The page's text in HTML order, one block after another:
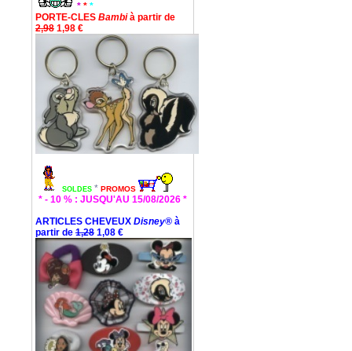
* * *
PORTE-CLES Bambià partir de
2,98 1,98 €
SOLDES * PROMOS
* - 10 % : JUSQU'AU 15/08/2026 *
ARTICLES CHEVEUX Disney® à
partir de 1,28 1,08 €